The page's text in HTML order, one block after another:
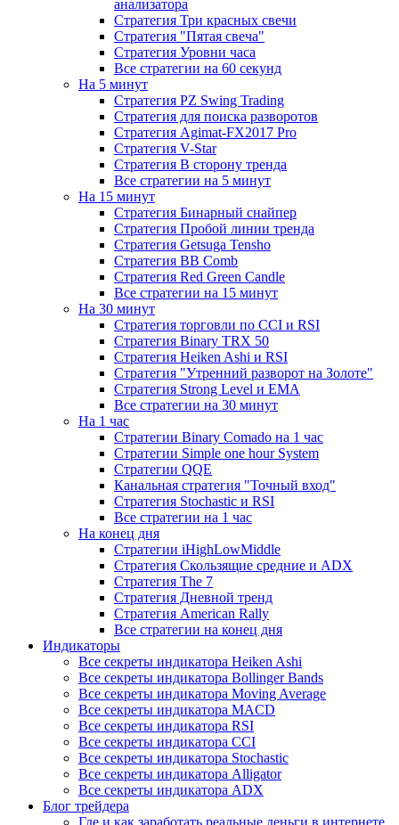
анализатора
Стратегия Три красных свечи
Стратегия "Пятая свеча"
Стратегия Уровни часа
Все стратегии на 60 секунд
На 5 минут
Стратегия PZ Swing Trading
Стратегия для поиска разворотов
Стратегия Agimat-FX2017 Pro
Стратегия V-Star
Стратегия В сторону тренда
Все стратегии на 5 минут
На 15 минут
Стратегия Бинарный снайпер
Стратегия Пробой линии тренда
Стратегия Getsuga Tensho
Стратегия ВВ Comb
Стратегия Red Green Candle
Все стратегии на 15 минут
На 30 минут
Стратегия торговли по CCI и RSI
Стратегия Binary TRX 50
Стратегия Heiken Ashi и RSI
Стратегия "Утренний разворот на Золоте"
Стратегия Strong Level и EMA
Все стратегии на 30 минут
На 1 час
Стратегии Binary Comado на 1 час
Стратегии Simple one hour System
Стратегии QQE
Канальная стратегия "Точный вход"
Стратегия Stochastic и RSI
Все стратегии на 1 час
На конец дня
Стратегии iHighLowMiddle
Стратегия Скользящие средние и ADX
Стратегия The 7
Стратегия Дневной тренд
Стратегия American Rally
Все стратегии на конец дня
Индикаторы
Все секреты индикатора Heiken Ashi
Все секреты индикатора Bollinger Bands
Все секреты индикатора Moving Average
Все секреты индикатора MACD
Все секреты индикатора RSI
Все секреты индикатора CCI
Все секреты индикатора Stochastic
Все секреты индикатора Alligator
Все секреты индикатора ADX
Блог трейдера
Где и как заработать реальные деньги в интернете